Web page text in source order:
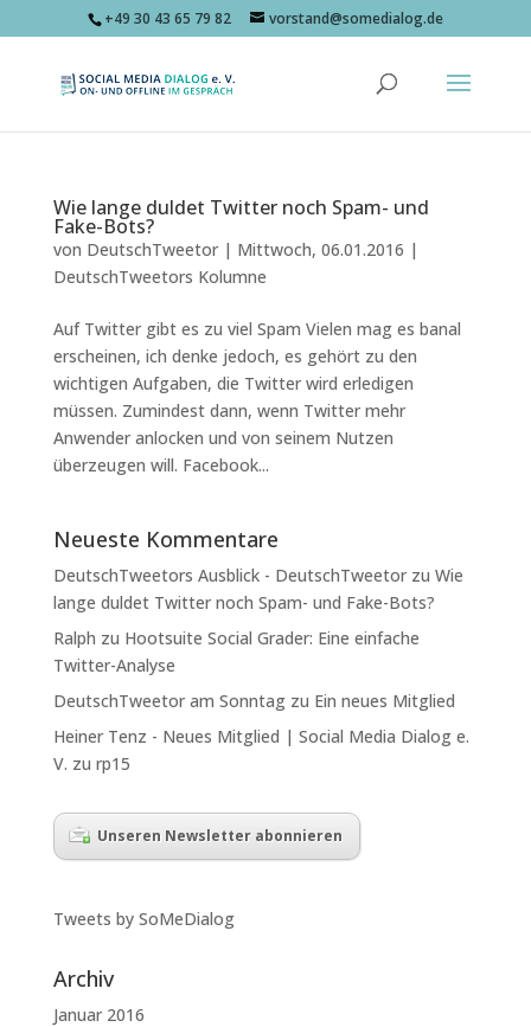
+49 30 43 65 79 82 vorstand@somedialog.de
Wie lange duldet Twitter noch Spam- und
Fake-Bots?
von DeutschTweetor| Mittwoch, 06.01.2016 |
DeutschTweetors Kolumne
Auf Twitter gibt es zu viel Spam Vielen mag es banal
erscheinen, ich denke jedoch, es gehört zu den
wichtigen Aufgaben, die Twitter wird erledigen
müssen. Zumindest dann, wenn Twitter mehr
Anwender anlocken und von seinem Nutzen
überzeugen will. Facebook...
Neueste Kommentare
DeutschTweetors Ausblick - DeutschTweetorzu Wie
lange duldet Twitter noch Spam- und Fake-Bots?
Ralph zu Hootsuite Social Grader: Eine einfache
Twitter-Analyse
DeutschTweetor am Sonntagzu Ein neues Mitglied
Heiner Tenz - Neues Mitglied | Social Media Dialog e.
V. zu rp15
Unseren Newsletter abonnieren
Tweets by SoMeDialog
Archiv
Januar 2016